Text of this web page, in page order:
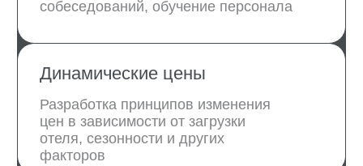
контроль звонков
Настройка систем
Рекомендации по настройке
Трекинг